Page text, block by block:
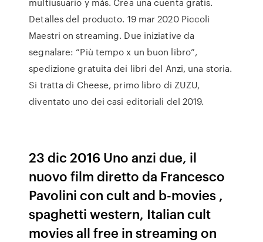
Detalles del producto. 19 mar 2020 Piccoli
Maestri on streaming. Due iniziative da
segnalare: “Più tempo x un buon libro”,
spedizione gratuita dei libri del Anzi, una storia.
Si tratta di Cheese, primo libro di ZUZU,
diventato uno dei casi editoriali del 2019.
23 dic 2016 Uno anzi due, il
nuovo film diretto da Francesco
Pavolini con cult and b-movies ,
spaghetti western, Italian cult
movies all free in streaming on